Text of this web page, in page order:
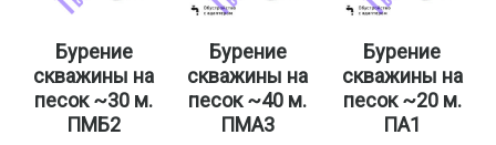
Бурение
скважины на
песок ~30 м.
ПМБ2
Бурение
скважины на
песок ~40 м.
ПМА3
Бурение
скважины на
песок ~20 м.
ПА1